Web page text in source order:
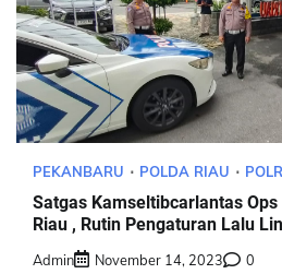
PEKANBARU POLDA RIAU
Satgas Kamseltibcarlantas
Riau , Rutin Pengaturan Lalu
Admin November 14, 2023 0